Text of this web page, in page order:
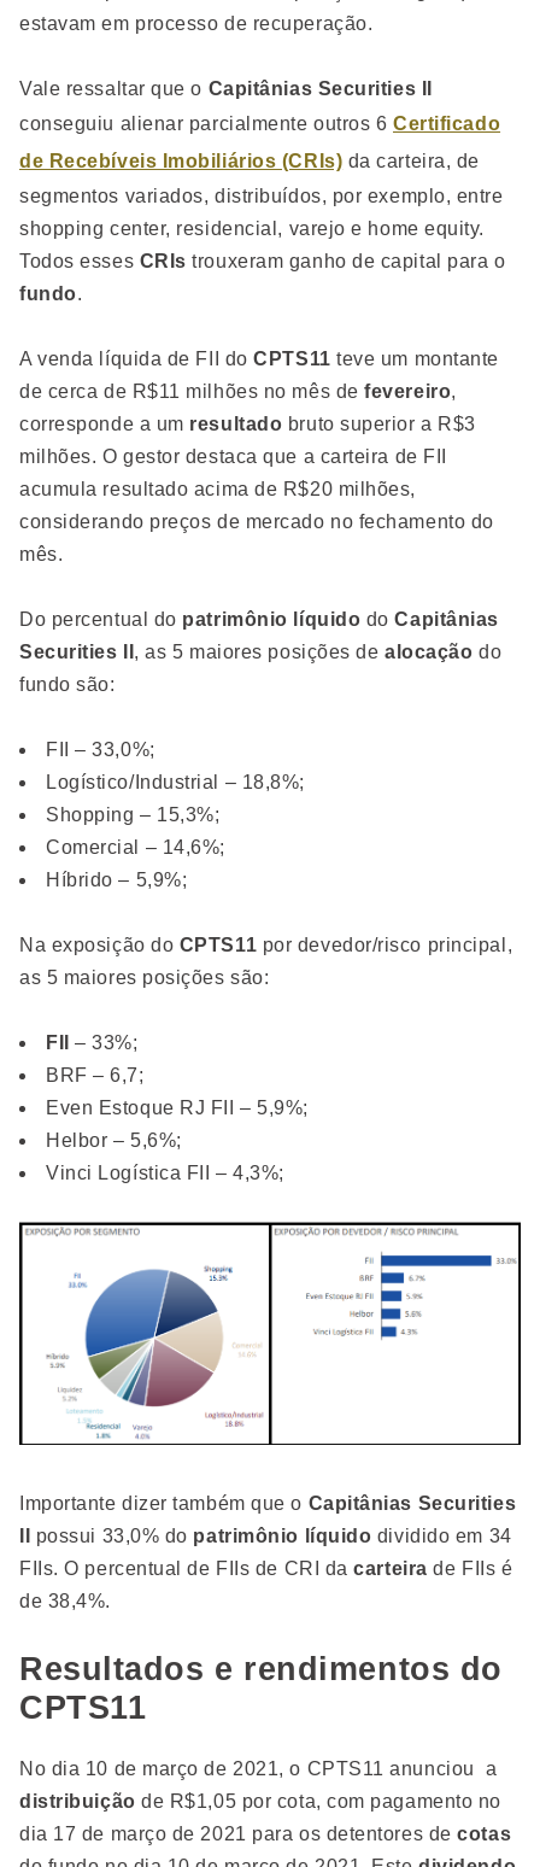
estavam em processo de recuperação.
Vale ressaltar que o Capitânias Securities II
conseguiu alienar parcialmente outros 6 Certificado
de Recebíveis Imobiliários (CRIs) da carteira, de
segmentos variados, distribuídos, por exemplo, entre
shopping center, residencial, varejo e home equity.
Todos esses CRIs trouxeram ganho de capital para o
fundo.
A venda líquida de FII doCPTS11 teve um montante
de cerca de R$11 milhões no mês defevereiro,
corresponde a um resultado bruto superior a R$3
milhões. O gestor destaca que a carteira de FII
acumula resultado acima de R$20 milhões,
considerando preços de mercado no fechamento do
mês.
Do percentual do patrimônio líquido doCapitânias
Securities II , as 5 maiores posições de alocação do
fundo são:
FII – 33,0%;
Logístico/Industrial – 18,8%;
Shopping – 15,3%;
Comercial – 14,6%;
Híbrido – 5,9%;
Na exposição do CPTS11 por devedor/risco principal,
as 5 maiores posições são:
FII
– 33%;
BRF – 6,7;
Even Estoque RJ FII – 5,9%;
Helbor – 5,6%;
Vinci Logística FII – 4,3%;
Importante dizer também que o Capitânias Securities
possui 33,0% do patrimônio líquido dividido em 34
FIIs. O percentual de FIIs de CRI dacarteirade FIIs é
de 38,4%.
Resultados e rendimentos do
CPTS11
No dia 10 de março de 2021, o CPTS11 anunciou a
distribuição de R$1,05 por cota, com pagamento no
dia 17 de março de 2021 para os detentores decotas